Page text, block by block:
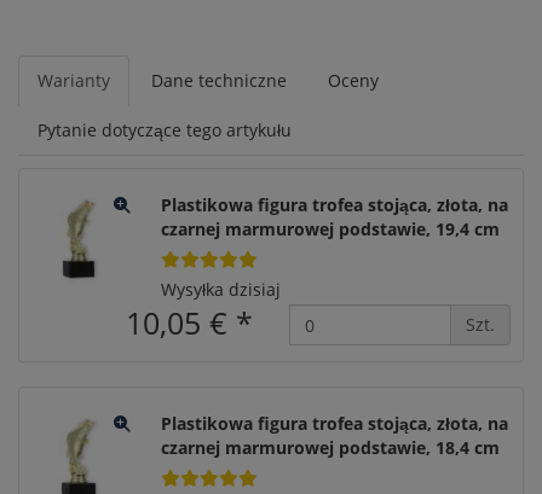
Warianty Dane techniczne Oceny
Pytanie dotyczące tego artykułu
Plastikowa figura trofea stojąca, złota, na
czarnej marmurowej podstawie, 19,4 cm
Wysyłka dzisiaj
10,05 € * Szt.
Plastikowa figura trofea stojąca, złota, na
czarnej marmurowej podstawie, 18,4 cm